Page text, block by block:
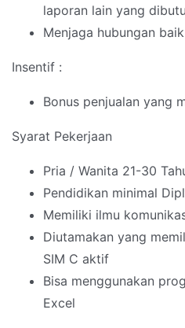
laporan lain yang
Menjaga hubungan
Insentif :
Bonus penjualan yang
Syarat Pekerjaan
Pria / Wanita 21-30
Pendidikan minimal
Memiliki ilmu
Diutamakan yang
SIM C aktif
Bisa menggunakan
Excel